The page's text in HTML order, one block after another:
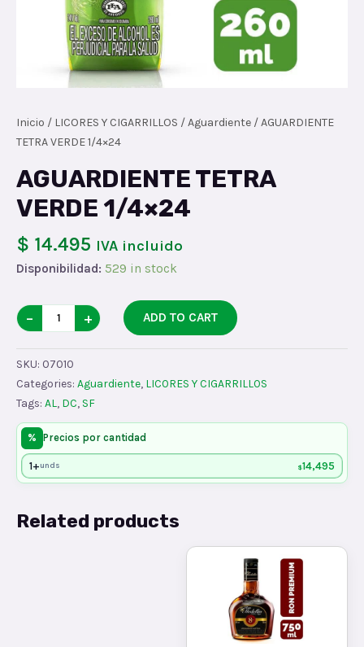
Inicio / LICORES Y CIGARRILLOS /Aguardiente / AGUARDIENTE
TETRA VERDE 1/4×24
AGUARDIENTE TETRA
VERDE 1/4×24
$ 14.495 IVA incluido
Disponibilidad: 529 in stock
AGUARDIENTE
TETRA
VERDE
1/4x24
quantity
− + ADD TO CART
SKU: 07010
Categories: Aguardiente, LICORES Y CIGARRILLOS
Tags: AL, DC, SF
% Precios por cantidad
1+unds $14,495
Related products